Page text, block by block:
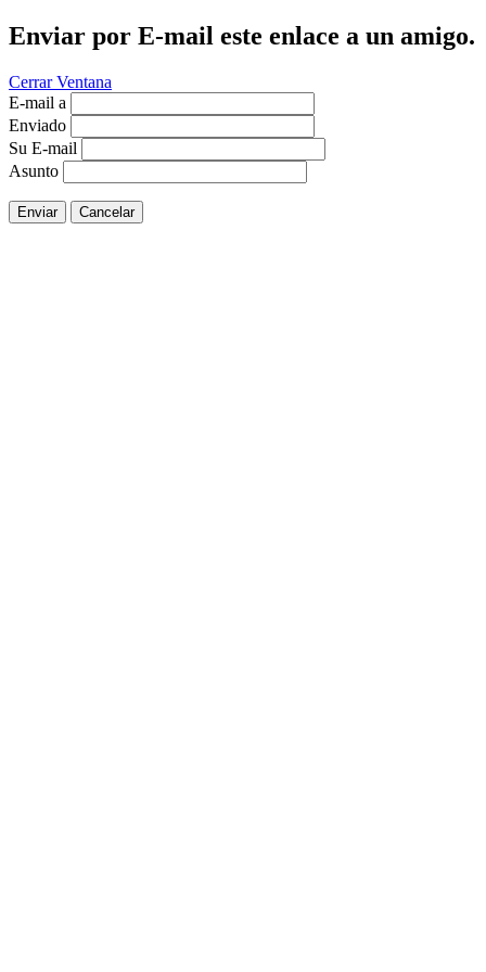
Enviar por E-mail este enlace a un amigo.
Cerrar Ventana
E-mail a
Enviado
Su E-mail
Asunto
Enviar Cancelar